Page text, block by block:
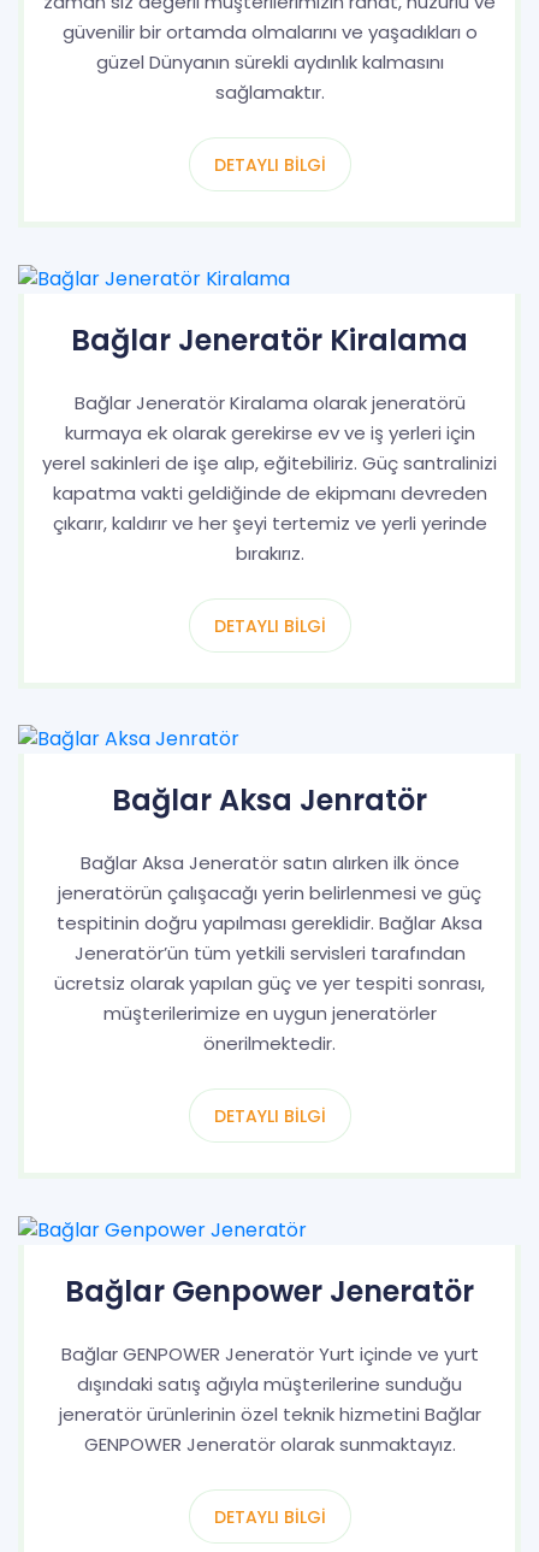
güvenilir bir ortamda olmalarını ve yaşadıkları o
güzel Dünyanın sürekli aydınlık kalmasını
sağlamaktır.
DETAYLI BILGI
Bağlar Jeneratör Kiralama
Bağlar Jeneratör Kiralama olarak jeneratörü
kurmaya ek olarak gerekirse ev ve iş yerleri için
yerel sakinleri de işe alıp, eğitebiliriz. Güç santralinizi
kapatma vakti geldiğinde de ekipmanı devreden
çıkarır, kaldırır ve her şeyi tertemiz ve yerli yerinde
bırakırız.
DETAYLI BILGI
Bağlar Aksa Jenratör
Bağlar Aksa Jeneratör satın alırken ilk önce
jeneratörün çalışacağı yerin belirlenmesi ve güç
tespitinin doğru yapılması gereklidir. Bağlar Aksa
Jeneratör’ün tüm yetkili servisleri tarafından
ücretsiz olarak yapılan güç ve yer tespiti sonrası,
müşterilerimize en uygun jeneratörler
önerilmektedir.
DETAYLI BILGI
Bağlar Genpower Jeneratör
Bağlar GENPOWER Jeneratör Yurt içinde ve yurt
dışındaki satış ağıyla müşterilerine sunduğu
jeneratör ürünlerinin özel teknik hizmetini Bağlar
GENPOWER Jeneratör olarak sunmaktayız.
DETAYLI BILGI